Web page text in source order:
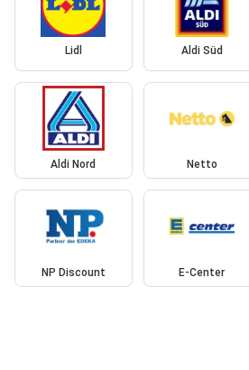
Lidl Aldi Süd
Aldi Nord Netto
NP Discount E-Center